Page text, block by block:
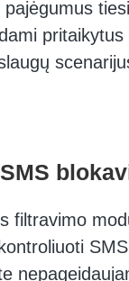
pritaikytus
filtravimo
SMS